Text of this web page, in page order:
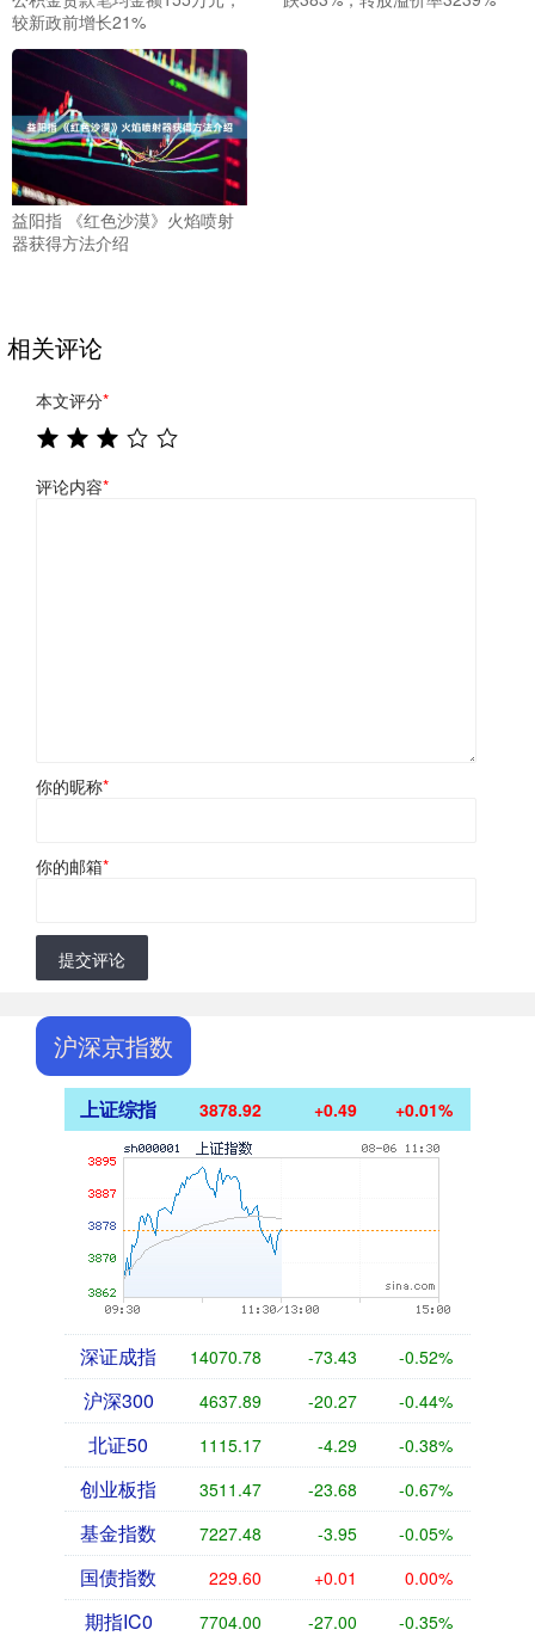
较新政前增长21%
益阳指 《红色沙漠》火焰喷射
器获得方法介绍
相关评论
本文评分*
评论内容*
你的昵称*
你的邮箱*
提交评论
沪深京指数
上证综指 3878.92 +0.49 +0.01%
深证成指 14070.78 -73.43 -0.52%
沪深300 4637.89 -20.27 -0.44%
北证50 1115.17 -4.29 -0.38%
创业板指 3511.47 -23.68 -0.67%
基金指数 7227.48 -3.95 -0.05%
国债指数 229.60 +0.01 0.00%
期指IC0 7704.00 -27.00 -0.35%